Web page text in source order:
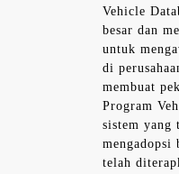
Vehicle
besar dan
untuk
di
membuat
Program
sistem yang
mengadopsi
telah